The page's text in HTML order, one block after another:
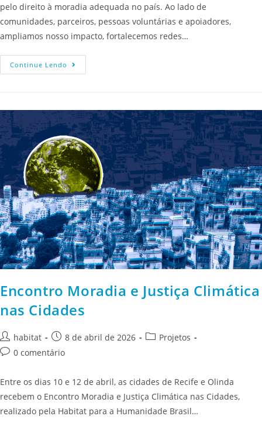
pelo direito à moradia adequada no país. Ao lado de
comunidades, parceiros, pessoas voluntárias e apoiadores,
ampliamos nosso impacto, fortalecemos redes…
Continue Lendo
Encontro Moradia e Justiça Climática
nas Cidades
habitat 8 de abril de 2026
Projetos
0 comentário
Entre os dias 10 e 12 de abril, as cidades de Recife e Olinda
recebem o Encontro Moradia e Justiça Climática nas Cidades,
realizado pela Habitat para a Humanidade Brasil…